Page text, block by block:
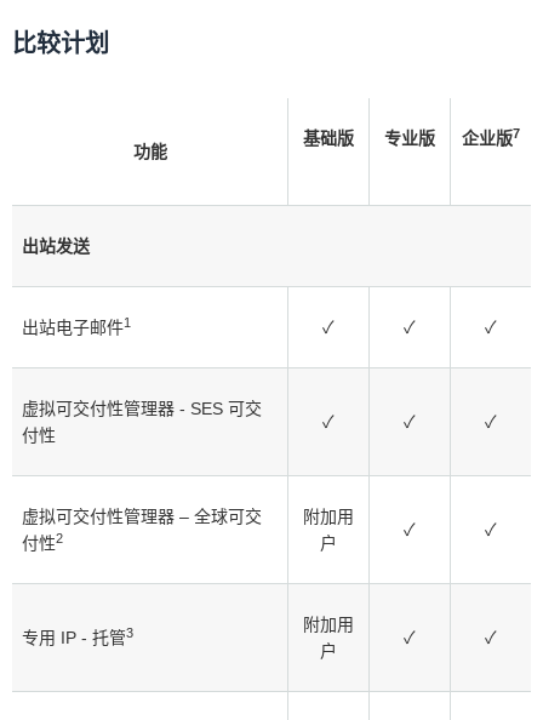
比较计划
功能
基础版 专业版 企业版7
出站发送
出站电子邮件1 ✓ ✓ ✓
虚拟可交付性管理器 - SES 可交
付性
✓ ✓ ✓
虚拟可交付性管理器 – 全球可交
付性2
附加用
户
✓ ✓
专用 IP - 托管3
附加用
户
✓ ✓